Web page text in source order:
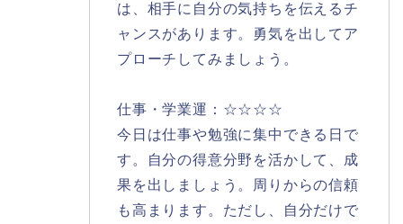
は、相手に自分の気持ちを伝えるチ
ャンスがあります。勇気を出してア
プローチしてみましょう。
仕事・学業運：☆☆☆☆
今日は仕事や勉強に集中できる日で
す。自分の得意分野を活かして、成
果を出しましょう。周りからの信頼
も高まります。ただし、自分だけで